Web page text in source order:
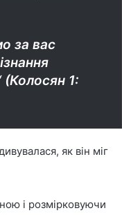
за вас
(Колосян 1:
як він міг
і розмірковуючи